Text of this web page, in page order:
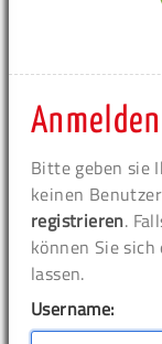
Anmelden
Bitte geben sie
keinen
registrieren.
können Sie sich
lassen.
Username: